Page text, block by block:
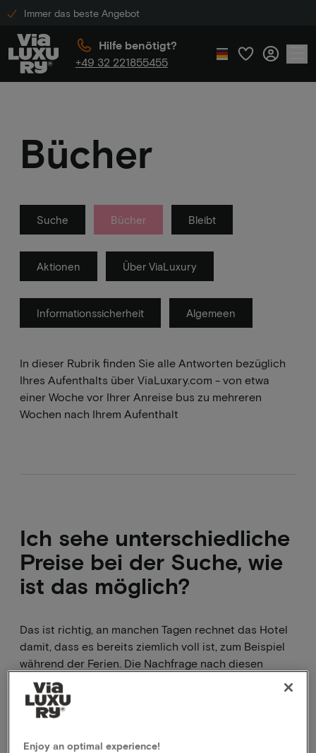
Immer das beste Angebot
Hilfe benötigt?
+49 32 221855455
Bücher
Suche Bücher Bleibt
Aktionen Über ViaLuxury
Informationssicherheit Algemeen
In dieser Rubrik finden Sie alle Antworten bezüglich
Ihres Aufenthalts über ViaLuxary.com - von etwa
einer Woche vor Ihrer Anreise bus zu mehreren
Wochen nach Ihrem Aufenthalt
Ich sehe unterschiedliche
Preise bei der Suche, wie
ist das möglich?
Das ist richtig, an manchen Tagen rechnet das Hotel
damit, dass es bereits ziemlich voll ist, zum Beispiel
während der Ferien. Die Nachfrage nach diesen
Zimmern ist dann größer, so dass der Preis höher
sein wird. Umgekehrt sieht man oft, dass Ankünfte am
Montag, Dienstag und Mittwoch billiger sind als an
Enjoy an optimal experience!